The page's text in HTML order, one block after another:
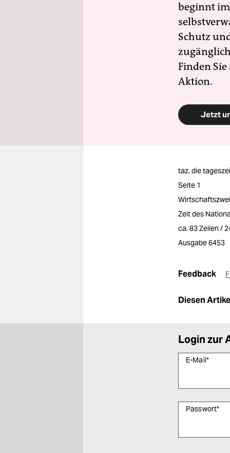
beginnt
Schutz
Finden
Aktion.
Jetzt
taz. die
Seite 1
Zeit des
ca. 83 Zeilen /
Ausgabe 6453
Feedback
Diesen
Login zur
E-Mail*
Passwort*